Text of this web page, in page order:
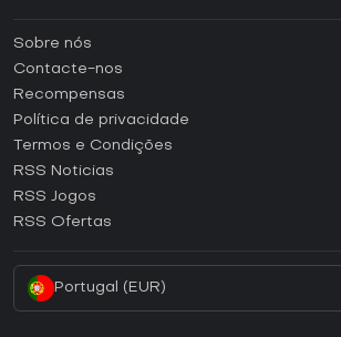
Como ativar uma CD Key Steam?
Como ativar uma CD Key Epic Games?
Como ativar uma CD Key GOG?
Como ativar uma CD Key Ubisoft Connect?
Sobre nós
Contacte-nos
Recompensas
Política de privacidade
Termos e Condições
RSS Noticias
RSS Jogos
RSS Ofertas
Portugal (EUR)